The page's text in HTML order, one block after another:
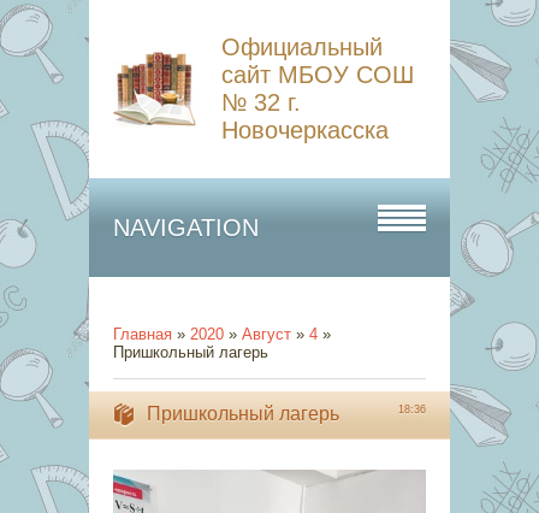
Официальный
сайт МБОУ СОШ
№ 32 г.
Новочеркасска
NAVIGATION
Главная » 2020 » Август » 4 »
Пришкольный лагерь
18:36
Пришкольный лагерь